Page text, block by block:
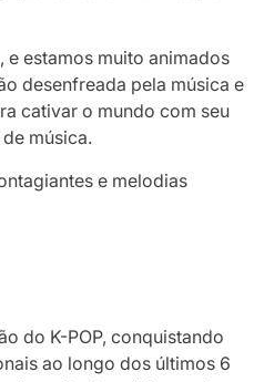
estamos muito animados
desenfreada pela música e
cativar o mundo com seu
música.
e melodias
do K-POP, conquistando
ao longo dos últimos 6